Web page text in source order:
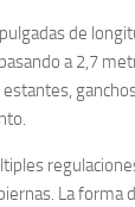
de
a 2,7
La forma